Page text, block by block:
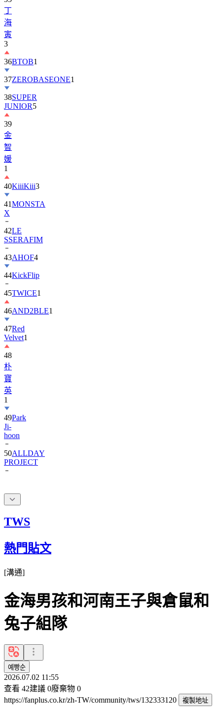
海
寅
3
36
37ZEROBASEONE
38SUPER
JUNIOR
39
金
智
媛
1
40
41MONSTA
X
42
SSERAFIM
43AHOF4
44KickFlip
45TWICE1
46AND2BLE
47Red
Velvet
48
朴
寶
英
1
49
Ji-
hoon
50ALLDAY
PROJECT
TWS
熱門貼文
[溝通]
金海男孩和河南王子與倉鼠和
兔子組隊
예빵순
2026.07.02 11:55
查看 42建議 0廢棄物 0
https://fanplus.co.kr/zh-TW/community/tws/132333120
複製地址